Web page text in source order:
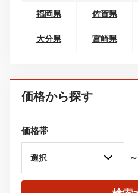
福岡県 佐賀県
大分県
価格から探す